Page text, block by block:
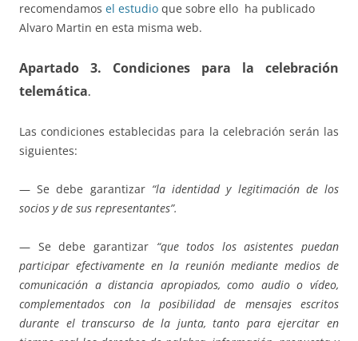
recomendamos el estudio que sobre ello ha publicado
Alvaro Martin en esta misma web.
Apartado 3. Condiciones para la celebración
telemática.
Las condiciones establecidas para la celebración serán las
siguientes:
— Se debe garantizar “la identidad y legitimación de los
socios y de sus representantes”.
— Se debe garantizar “que todos los asistentes puedan
participar efectivamente en la reunión mediante medios de
comunicación a distancia apropiados, como audio o vídeo,
complementados con la posibilidad de mensajes escritos
durante el transcurso de la junta, tanto para ejercitar en